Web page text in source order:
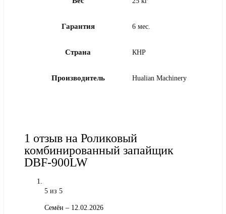
Гарантия 6 мес.
Страна КНР
Производитель Hualian Machinery
1 отзыв на Роликовый
комбинированный запайщик
DBF-900LW
5 из 5
Семён – 12.02.2026